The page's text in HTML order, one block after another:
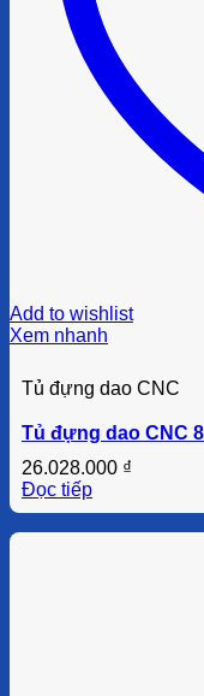
Add to wishlist
Xem nhanh
Tủ đựng dao CNC
Tủ đựng dao CNC
26.028.000 ₫
Đọc tiếp